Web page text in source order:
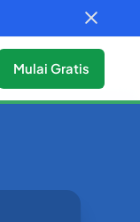
Mulai Gratis